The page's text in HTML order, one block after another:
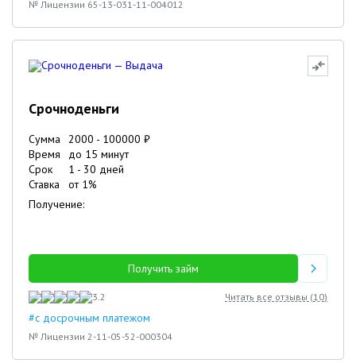
№ Лицензии 65-13-031-11-004012
Срочноденьги
Сумма 2000 - 100000 ₽
Время
до 15 минут
Срок
1 - 30 дней
Ставка
от 1%
Получение:
Получить займ
3.2 Читать все отзывы (10)
#с досрочным платежом
№ Лицензии 2-11-05-52-000304